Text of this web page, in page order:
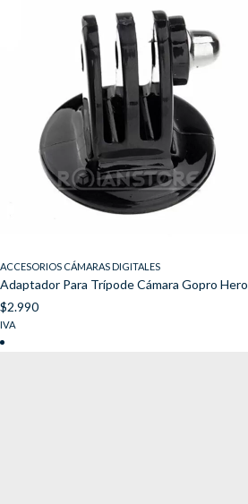
ACCESORIOS CÁMARAS DIGITALES
Adaptador Para Trípode Cámara Gopro
$2.990
IVA